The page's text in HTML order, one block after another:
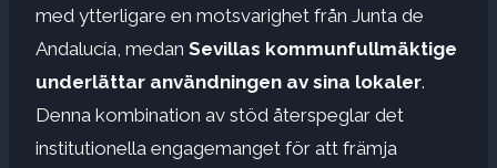
med ytterligare en motsvarighet från Junta de
Andalucía, medan Sevillas kommunfullmäktige
underlättar användningen av sina lokaler.
Denna kombination av stöd återspeglar det
institutionella engagemanget för att främja